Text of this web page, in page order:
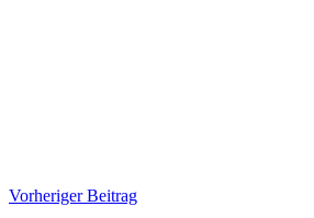
Beitragsnavigation
Vorheriger Beitrag